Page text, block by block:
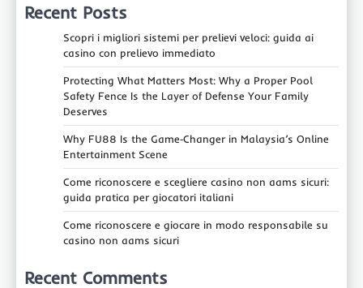
Recent Posts
Scopri i migliori sistemi per prelievi veloci: guida ai
casino con prelievo immediato
Protecting What Matters Most: Why a Proper Pool
Safety Fence Is the Layer of Defense Your Family
Deserves
Why FU88 Is the Game‑Changer in Malaysia’s Online
Entertainment Scene
Come riconoscere e scegliere casino non aams sicuri:
guida pratica per giocatori italiani
Come riconoscere e giocare in modo responsabile su
casino non aams sicuri
Recent Comments